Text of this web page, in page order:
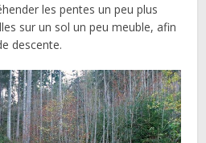
les pentes un peu plus
sur un sol un peu meuble, afin
descente.